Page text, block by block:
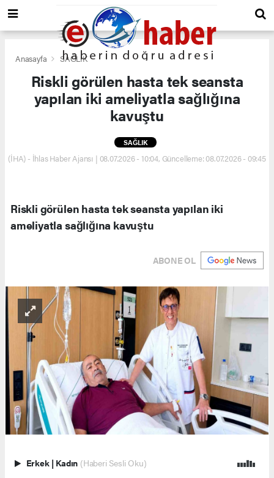
Anasayfa SAĞLIK
Riskli görülen hasta tek seansta
yapılan iki ameliyatla sağlığına
kavuştu
SAĞLIK
(İHA) - İhlas Haber Ajansı | 08.07.2026 - 10:04, Güncelleme: 08.07.2026 - 09:45
Riskli görülen hasta tek seansta yapılan iki
ameliyatla sağlığına kavuştu
ABONE OL
Erkek | Kadın (Haberi Sesli Oku)